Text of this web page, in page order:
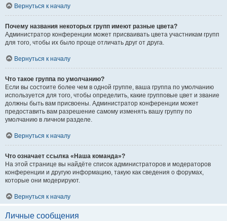
Вернуться к началу
Почему названия некоторых групп имеют разные цвета?
Администратор конференции может присваивать цвета участникам групп
для того, чтобы их было проще отличать друг от друга.
Вернуться к началу
Что такое группа по умолчанию?
Если вы состоите более чем в одной группе, ваша группа по умолчанию
используется для того, чтобы определить, какие групповые цвет и звание
должны быть вам присвоены. Администратор конференции может
предоставить вам разрешение самому изменять вашу группу по
умолчанию в личном разделе.
Вернуться к началу
Что означает ссылка «Наша команда»?
На этой странице вы найдёте список администраторов и модераторов
конференции и другую информацию, такую как сведения о форумах,
которые они модерируют.
Вернуться к началу
Личные сообщения